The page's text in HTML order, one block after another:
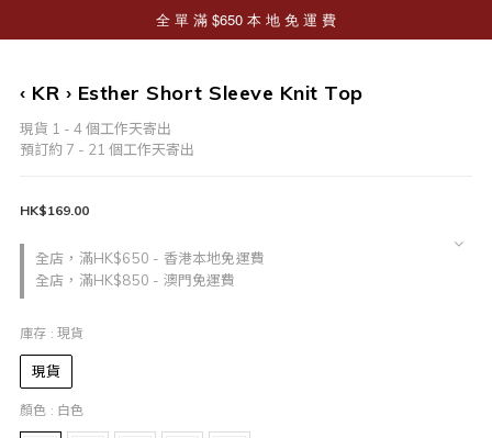
‹ KR › Esther Short Sleeve Knit Top
現貨 1 - 4 個工作天寄出
預訂約 7 - 21 個工作天寄出
全店，滿HK$650 - 香港本地免運費
全店，滿HK$850 - 澳門免運費
HK$169.00
庫存 : 現貨
現貨
顏色 : 白色